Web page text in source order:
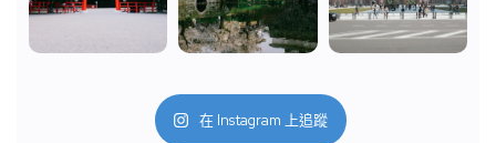
在 Instagram 上追蹤